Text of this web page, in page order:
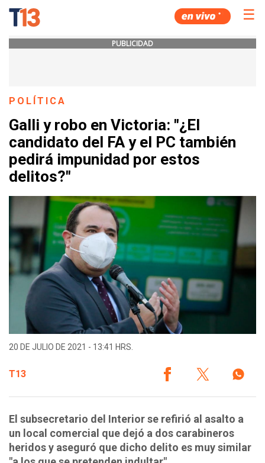
☰
PUBLICIDAD
POLÍTICA
Galli y robo en Victoria: "¿El
candidato del FA y el PC también
pedirá impunidad por estos
delitos?"
20 DE JULIO DE 2021 - 13:41 HRS.
T13
El subsecretario del Interior se refirió al asalto a
un local comercial que dejó a dos carabineros
heridos y aseguró que dicho delito es muy similar